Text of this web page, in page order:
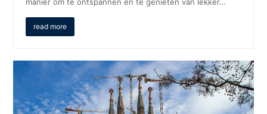
read more